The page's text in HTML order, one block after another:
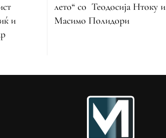
и
лето“ со Теодосија Нтоку и
Масимо Полидори